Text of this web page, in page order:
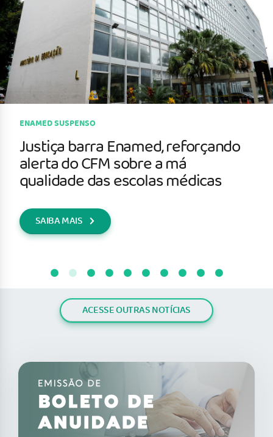
ENAMED SUSPENSO
Justiça barra Enamed, reforçando
alerta do CFM sobre a má
qualidade das escolas médicas
SAIBA MAIS
ACESSE OUTRAS NOTÍCIAS